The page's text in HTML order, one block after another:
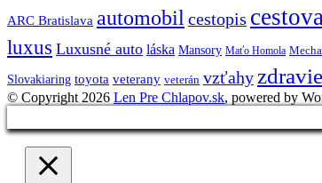
ARC Bratislava automobil cestopis
luxus Luxusné auto láska Mansory Maťo Homola
Slovakiaring toyota veterany veterán vzťahy zdravie
© Copyright 2026 Len Pre Chlapov.sk, powered by